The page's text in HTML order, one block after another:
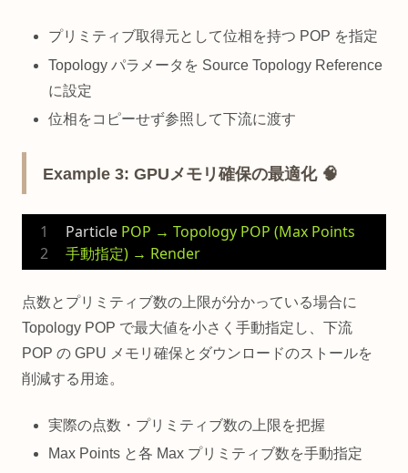
プリミティブ取得元として位相を持つ POP を指定
Topology パラメータを Source Topology Reference
に設定
位相をコピーせず参照して下流に渡す
Example 3: GPUメモリ確保の最適化 🧠
Particle POP → Topology POP (Max Points
手動指定) → Render
点数とプリミティブ数の上限が分かっている場合に
Topology POP で最大値を小さく手動指定し、下流
POP の GPU メモリ確保とダウンロードのストールを
削減する用途。
実際の点数・プリミティブ数の上限を把握
Max Points と各 Max プリミティブ数を手動指定